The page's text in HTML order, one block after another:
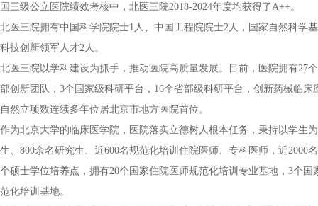
国三级公立医院绩效考核中，北医三院2018-2024年度均获得了A++。
北医三院拥有中国科学院院士1人、中国工程院院士2人，国家自然科学
科技创新领军人才2人。
北医三院以学科建设为抓手，推动医院高质量发展。目前，医院拥有27
部创新团队，3个国家级科研平台，16个省部级科研平台，创新药械临
自然立项数连续多年位居北京市地方医院首位。
作为北京大学的临床医学院，医院落实立德树人根本任务，秉持以学生
生、800余名研究生、近600名规范化培训住院医师、专科医师，近
个硕士学位培养点，拥有20个国家住院医师规范化培训专业基地，3个
范化培训基地。